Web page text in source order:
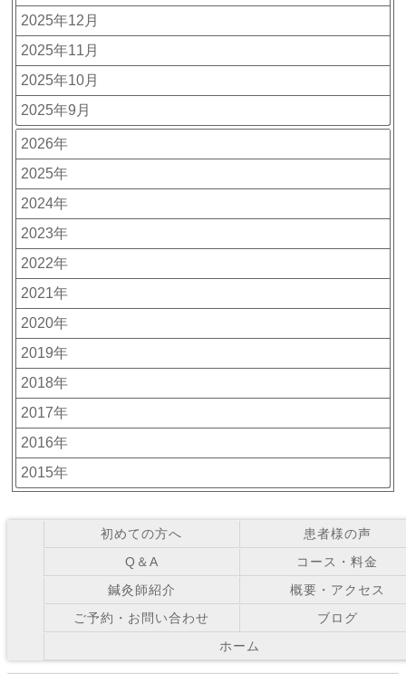
2025年12月
2025年11月
2025年10月
2025年9月
2026年
2025年
2024年
2023年
2022年
2021年
2020年
2019年
2018年
2017年
2016年
2015年
初めての方へ
患者様の声
Q＆A
コース・料金
鍼灸師紹介
概要・アクセス
ご予約・お問い合わせ
ブログ
ホーム